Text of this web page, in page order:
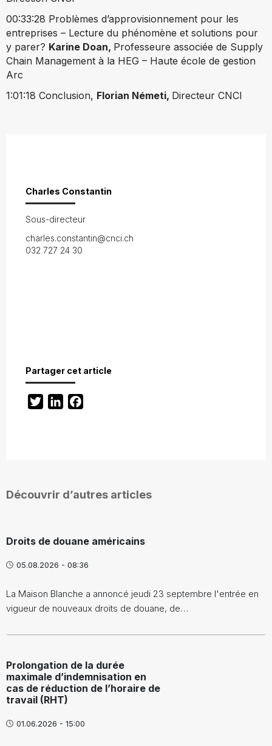
00:33:28 Problèmes d’approvisionnement pour les
entreprises – Lecture du phénomène et solutions pour
y parer? Karine Doan, Professeure associée de Supply
Chain Management à la HEG – Haute école de gestion
Arc
1:01:18 Conclusion, Florian Németi, Directeur CNCI
Charles Constantin
Sous-directeur
charles.constantin@cnci.ch
032 727 24 30
Partager cet article
TwitterLinkedIn
Découvrir d’autres articles
Droits de douane américains
05.08.2026 - 08:36
La Maison Blanche a annoncé jeudi 23 septembre l'entrée en
vigueur de nouveaux droits de douane, de…
Prolongation de la durée
maximale d’indemnisation en
cas de réduction de l’horaire de
travail (RHT)
01.06.2026 - 15:00